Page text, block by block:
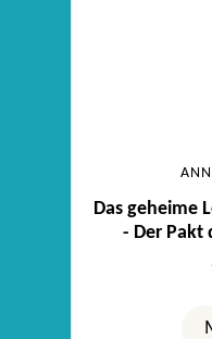
Das geheime
- Der Pakt